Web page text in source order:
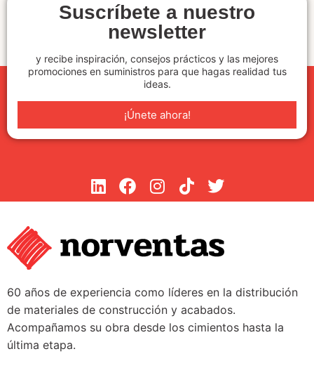
Suscríbete a nuestro
newsletter
y recibe inspiración, consejos prácticos y las mejores
promociones en suministros para que hagas realidad tus
ideas.
¡Únete ahora!
60 años de experiencia como líderes en la distribución
de materiales de construcción y acabados.
Acompañamos su obra desde los cimientos hasta la
última etapa.